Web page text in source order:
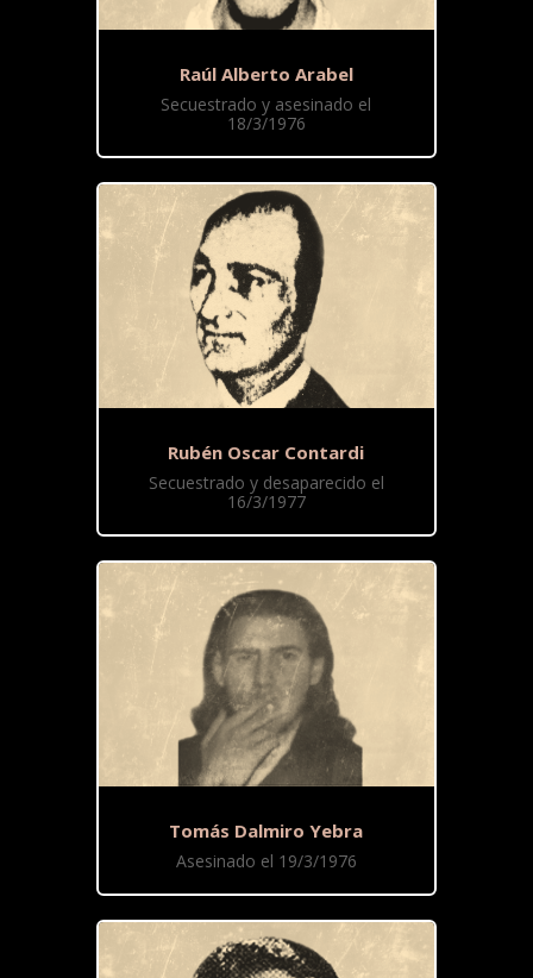
Raúl Alberto Arabel
Secuestrado y asesinado el
18/3/1976
Rubén Oscar Contardi
Secuestrado y desaparecido el
16/3/1977
Tomás Dalmiro Yebra
Asesinado el 19/3/1976